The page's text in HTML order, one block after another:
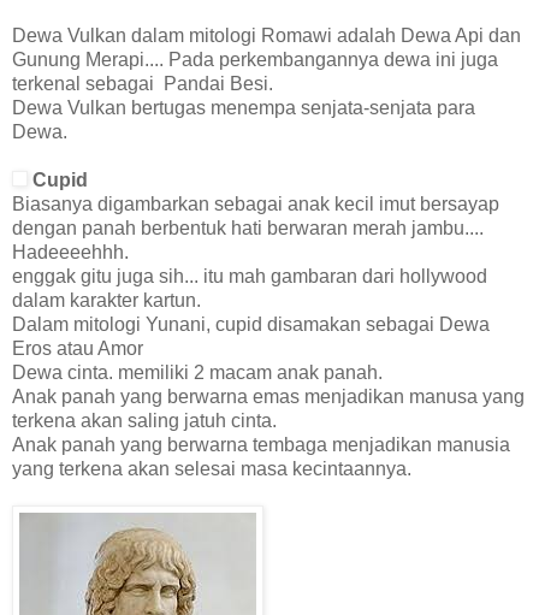
Dewa Vulkan dalam mitologi Romawi adalah Dewa Api dan
Gunung Merapi.... Pada perkembangannya dewa ini juga
terkenal sebagai Pandai Besi.
Dewa Vulkan bertugas menempa senjata-senjata para
Dewa.
Cupid
Biasanya digambarkan sebagai anak kecil imut bersayap
dengan panah berbentuk hati berwaran merah jambu....
Hadeeeehhh.
enggak gitu juga sih... itu mah gambaran dari hollywood
dalam karakter kartun.
Dalam mitologi Yunani, cupid disamakan sebagai Dewa
Eros atau Amor
Dewa cinta. memiliki 2 macam anak panah.
Anak panah yang berwarna emas menjadikan manusa yang
terkena akan saling jatuh cinta.
Anak panah yang berwarna tembaga menjadikan manusia
yang terkena akan selesai masa kecintaannya.